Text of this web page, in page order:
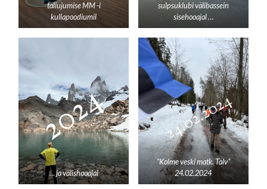
taliujumise MM -i
kullapoodiumil
sulpsuklubi välibassein
sisehooajal …
… ja välishooajal
“Kolme veski matk. Talv”
24.02.2024